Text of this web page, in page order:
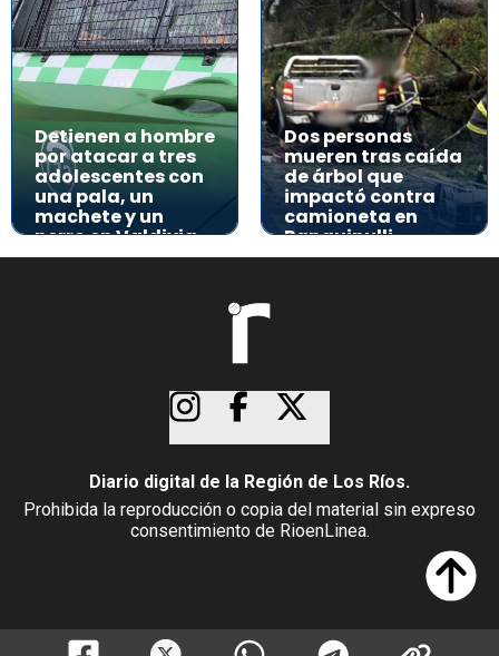
Detienen a hombre
por atacar a tres
adolescentes con
una pala, un
machete y un
perro en Valdivia
Dos personas
mueren tras caída
de árbol que
impactó contra
camioneta en
Panguipulli
Diario digital de la Región de Los Ríos.
Prohibida la reproducción o copia del material sin expreso
consentimiento de RioenLinea.